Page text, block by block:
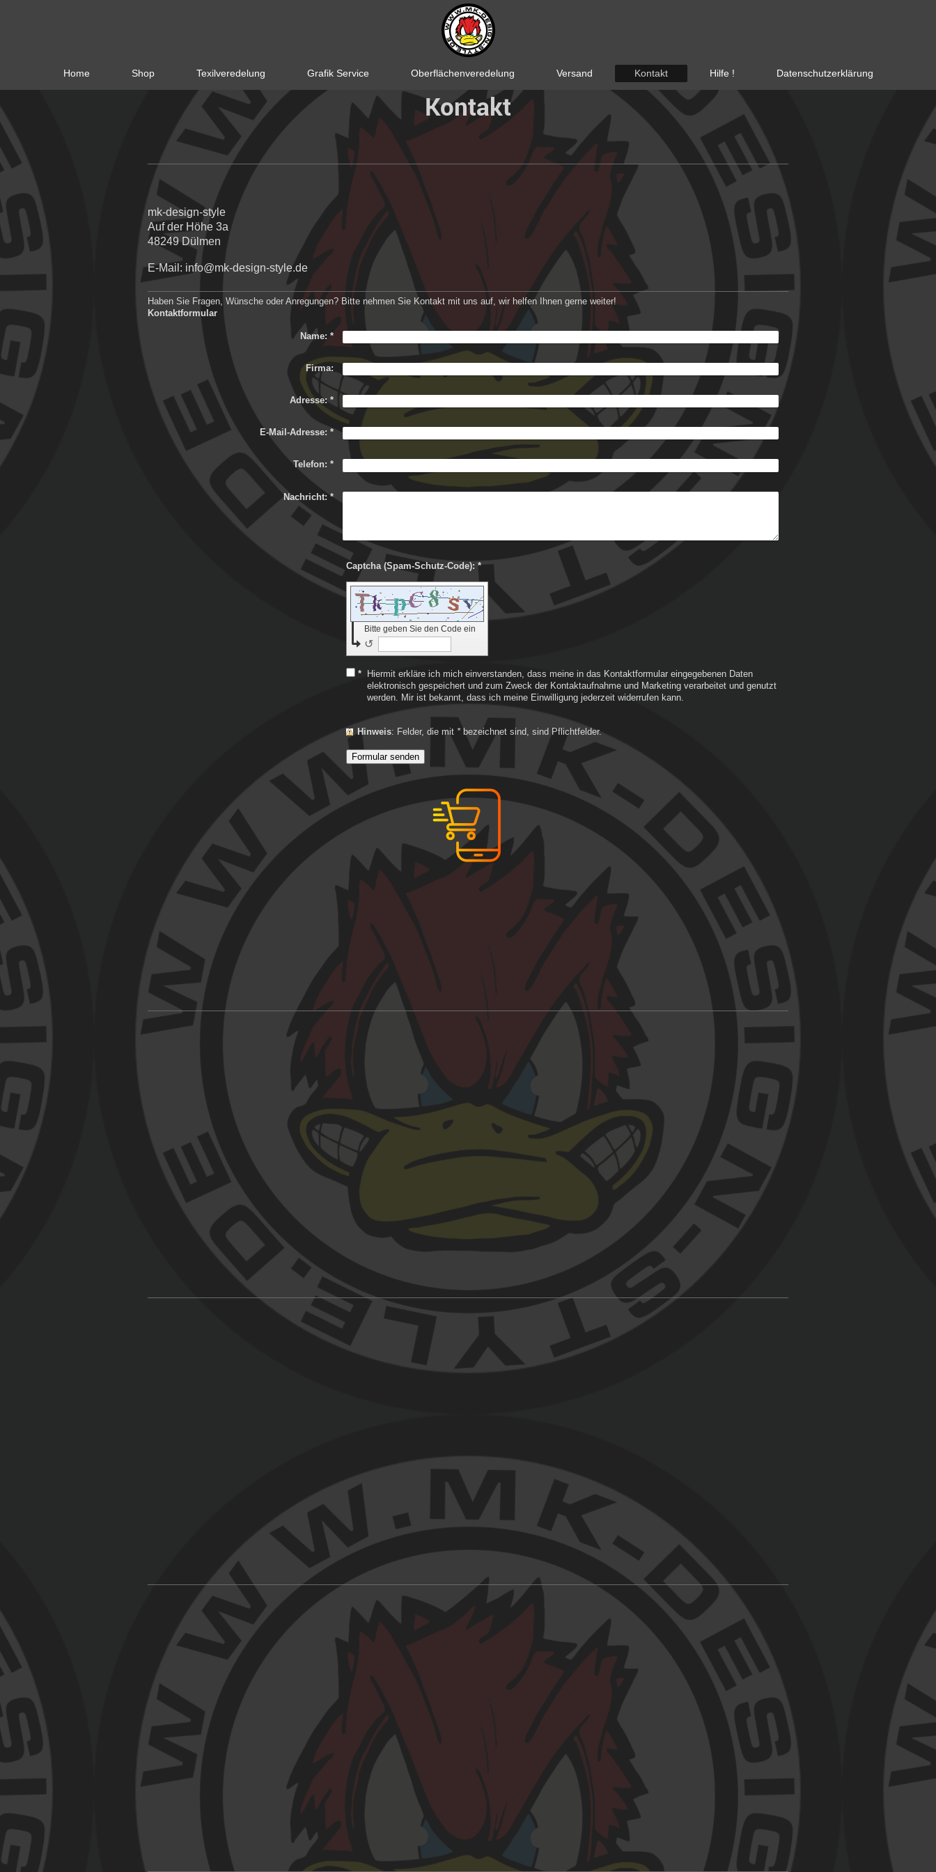
Home Shop Texilveredelung Grafik Service Oberflächenveredelung Versand Kontakt Hilfe ! Datenschutzerklärung
Kontakt
mk-design-style
Auf der Höhe 3a
48249 Dülmen
E-Mail: info@mk-design-style.de
Haben Sie Fragen, Wünsche oder Anregungen? Bitte nehmen Sie Kontakt mit uns auf, wir helfen Ihnen gerne weiter!
Kontaktformular
Name: *
Firma:
Adresse:*
E-Mail-Adresse: *
Telefon: *
Nachricht:*
Captcha (Spam-Schutz-Code): *
Bitte geben Sie den Code ein
↺
* Hiermit erkläre ich mich einverstanden, dass meine in das Kontaktformular eingegebenen Daten
elektronisch gespeichert und zum Zweck der Kontaktaufnahme und Marketing verarbeitet und genutzt
werden. Mir ist bekannt, dass ich meine Einwilligung jederzeit widerrufen kann.
Hinweis : Felder, die mit *bezeichnet sind, sind Pflichtfelder.